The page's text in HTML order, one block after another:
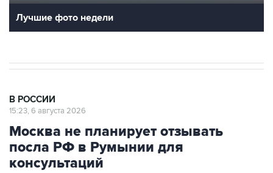
Лучшие фото недели
В РОССИИ
15:23, 6 августа 2026
Москва не планирует отзывать
посла РФ в Румынии для
консультаций